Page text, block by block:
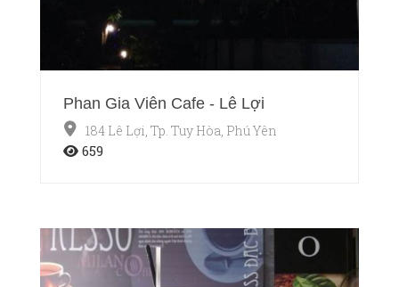
Phan Gia Viên Cafe - Lê Lợi
184 Lê Lợi, Tp. Tuy Hòa, Phú Yên
659